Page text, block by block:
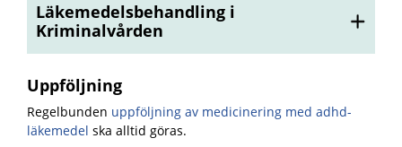
Läkemedelsbehandling i
Kriminalvården
Uppföljning
Regelbunden uppföljning av medicinering med adhd-
läkemedel ska alltid göras.